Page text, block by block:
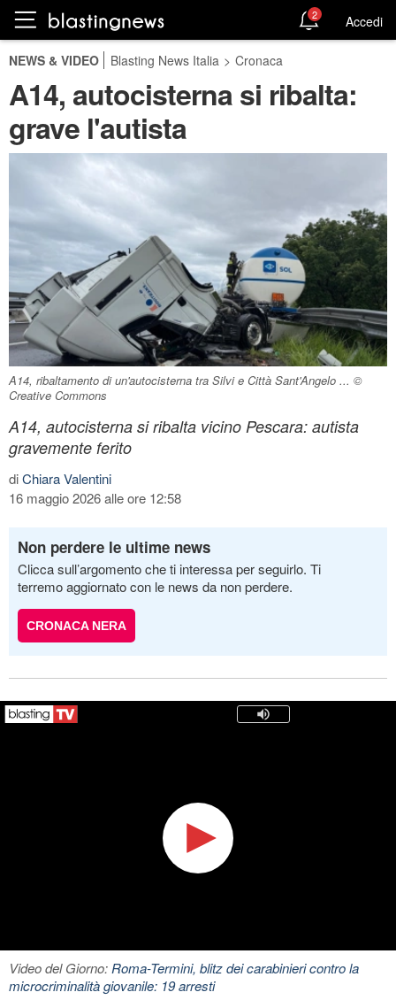
2 Accedi
NEWS & VIDEO Blasting News Italia > Cronaca
A14, autocisterna si ribalta:
grave l'autista
A14, ribaltamento di un'autocisterna tra Silvi e Città Sant'Angelo ... ©
Creative Commons
A14, autocisterna si ribalta vicino Pescara: autista
gravemente ferito
diChiara Valentini
16 maggio 2026 alle ore 12:58
Non perdere le ultime news
Clicca sull’argomento che ti interessa per seguirlo. Ti
terremo aggiornato con le news da non perdere.
CRONACA NERA
Video del Giorno:Roma-Termini, blitz dei carabinieri contro la
microcriminalità giovanile: 19 arresti